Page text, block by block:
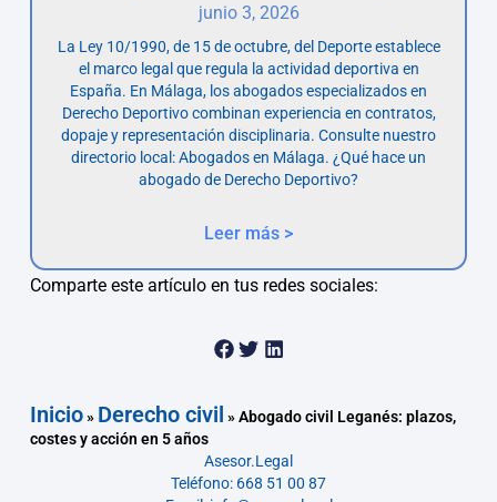
junio 3, 2026
La Ley 10/1990, de 15 de octubre, del Deporte establece
el marco legal que regula la actividad deportiva en
España. En Málaga, los abogados especializados en
Derecho Deportivo combinan experiencia en contratos,
dopaje y representación disciplinaria. Consulte nuestro
directorio local: Abogados en Málaga. ¿Qué hace un
abogado de Derecho Deportivo?
Leer más >
Comparte este artículo en tus redes sociales:
Inicio» Derecho civil »Abogado civil Leganés: plazos,
costes y acción en 5 años
Asesor.Legal
Teléfono: 668 51 00 87